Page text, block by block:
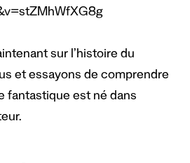
sur l’histoire du
et essayons de comprendre
fantastique est né dans